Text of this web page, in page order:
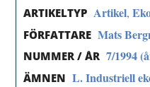
ARTIKELTYP Artikel,
FÖRFATTARE Mats
NUMMER / ÅR 7/1994
ÄMNEN L. Industriell